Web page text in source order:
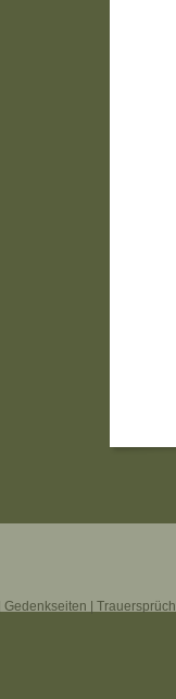
Gedenkseiten